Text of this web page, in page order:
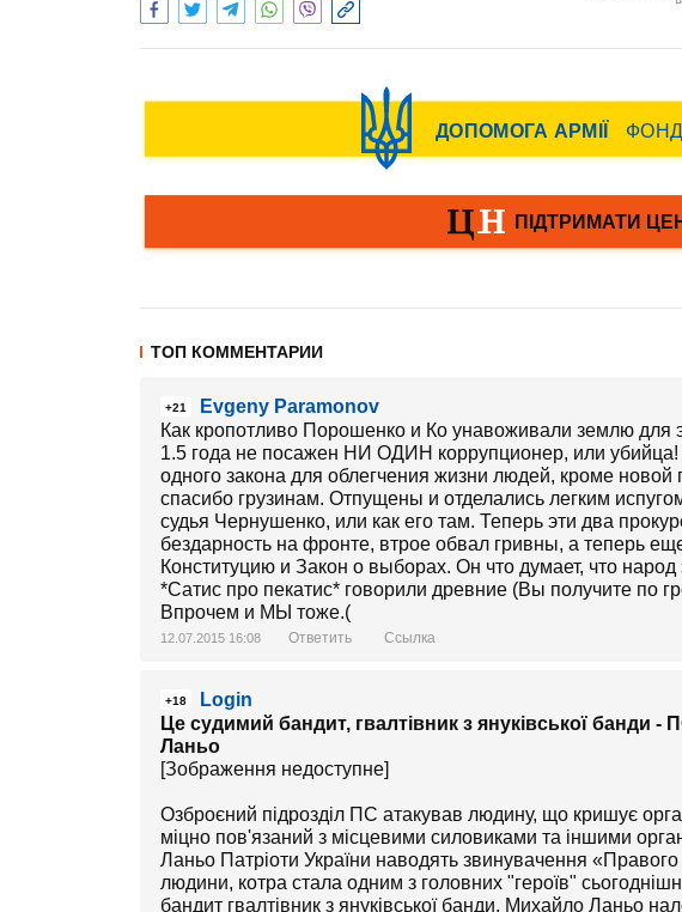
ТОП КОММЕНТАРИИ
+21
Evgeny Paramonov
Как кропотливо Порошенко и Ко унавоживали землю для
1.5 года не посажен НИ ОДИН коррупционер, или
одного закона для облегчения жизни людей, кроме новой
спасибо грузинам. Отпущены и отделались легким
судья Чернушенко, или как его там. Теперь эти два
бездарность на фронте, втрое обвал гривны, а теперь
Конституцию и Закон о выборах. Он что думает, что народ
*Сатис про пекатис* говорили древние (Вы получите по
Впрочем и МЫ тоже.(
12.07.2015 16:08 Ответить Ссылка
+18
Login
Це судимий бандит, гвалтівник з януківської банди
Ланьо
[Зображення недоступне]
Озброєний підрозділ ПС атакував людину, що кришує
міцно пов'язаний з місцевими силовиками та іншими
Ланьо Патріоти України наводять звинувачення
людини, котра стала одним з головних "героїв"
бандит гвалтівник з януківської банди. Михайло Ланьо